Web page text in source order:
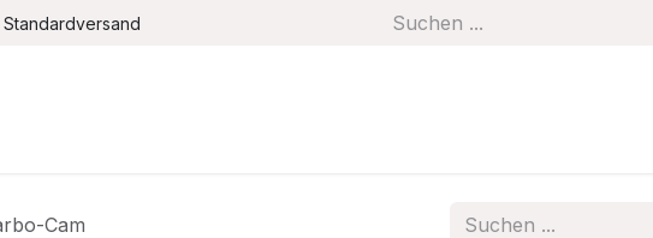
Standardversand
Cam